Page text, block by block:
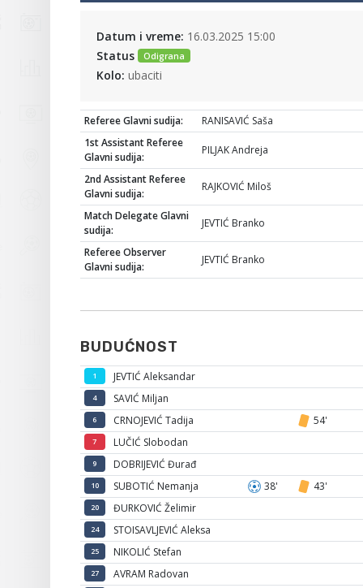
Datum i vreme: 16.03.2025 15:00
Status
Odigrana
Kolo: ubaciti
Referee Glavni sudija:
RANISAVIĆ Saša
1st Assistant Referee
Glavni sudija:
PILJAK Andreja
2nd Assistant Referee
Glavni sudija:
RAJKOVIĆ Miloš
Match Delegate Glavni
sudija:
JEVTIĆ Branko
Referee Observer
Glavni sudija:
JEVTIĆ Branko
BUDUĆNOST
1 JEVTIĆ Aleksandar
4 SAVIĆ Miljan
6 CRNOJEVIĆ Tadija 54'
7 LUČIĆ Slobodan
9 DOBRIJEVIĆ Đurađ
10 SUBOTIĆ Nemanja 38' 43'
20 ĐURKOVIĆ Želimir
24 STOISAVLJEVIĆ Aleksa
25 NIKOLIĆ Stefan
27 AVRAM Radovan